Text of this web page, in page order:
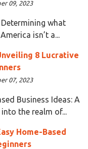
09, 2023
Determining what
isn’t a...
8 Lucrative
07, 2023
Business Ideas: A
the realm of...
Home-Based